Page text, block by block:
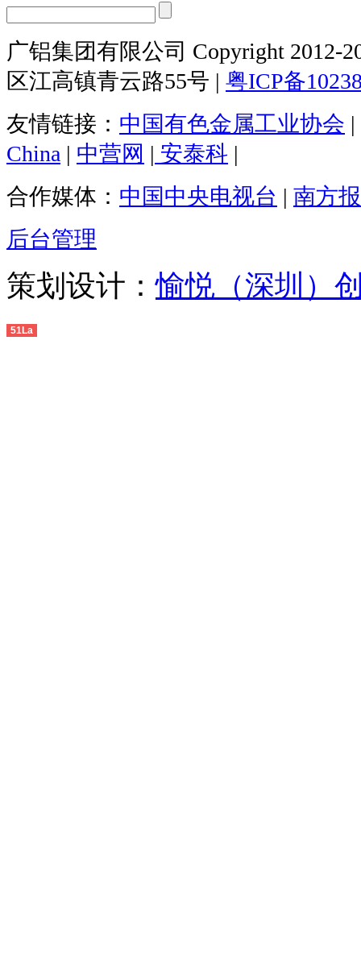
广铝集团有限公司 Copyright 2012-
区江高镇青云路55号 | 粤ICP备
友情链接： 中国有色金属工业协会 |
China | 中营网 | 安泰科 |
合作媒体： 中国中央电视台 | 南方
后台管理
策划设计：愉悦（深圳）
51La